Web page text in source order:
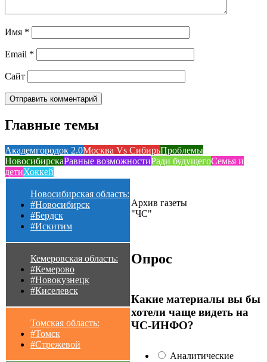
Имя *
Email *
Сайт
Главные темы
Академгородок 2.0Москва Vs СибирьПроблемы
НовосибирскаРавные возможностиРади будущегоСемья и
детиХоккей
Новосибирская область:
#Новосибирск
#Бердск
#Искитим
Кемеровская область:
#Кемерово
#Новокузнецк
#Киселевск
Томская область:
#Томск
#Стрежевой
Архив газеты
"ЧС"
Опрос
Какие материалы вы бы
хотели чаще видеть на
ЧС-ИНФО?
Аналитические